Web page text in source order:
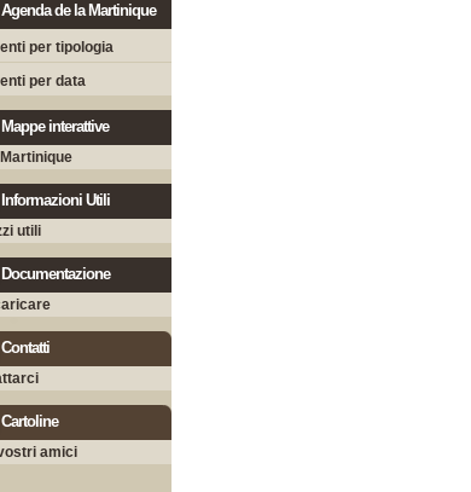
Agenda de la Martinique
per tipologia
per data
Mappe interattive
Informazioni Utili
utili
Documentazione
Contatti
Cartoline
amici